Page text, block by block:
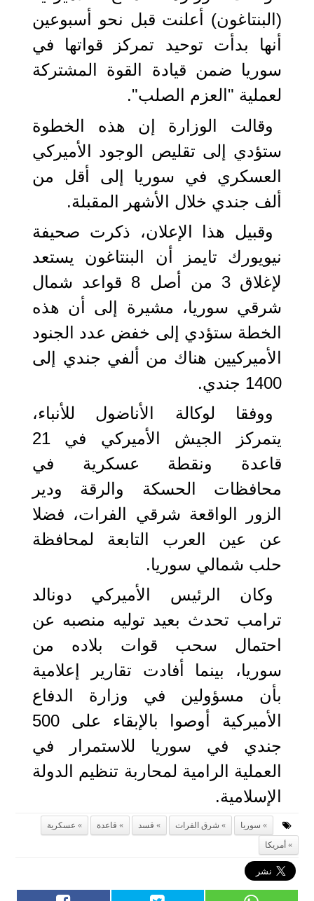
(البنتاغون) أعلنت قبل نحو أسبوعين
أنها بدأت توحيد تمركز قواتها في
سوريا ضمن قيادة القوة المشتركة
لعملية "العزم الصلب".
وقالت الوزارة إن هذه الخطوة
ستؤدي إلى تقليص الوجود الأميركي
العسكري في سوريا إلى أقل من
ألف جندي خلال الأشهر المقبلة.
وقبيل هذا الإعلان، ذكرت صحيفة
نيويورك تايمز أن البنتاغون يستعد
لإغلاق 3 من أصل 8 قواعد شمال
شرقي سوريا، مشيرة إلى أن هذه
الخطة ستؤدي إلى خفض عدد الجنود
الأميركيين هناك من ألفي جندي إلى
1400 جندي.
ووفقا لوكالة الأناضول للأنباء،
يتمركز الجيش الأميركي في 21
قاعدة ونقطة عسكرية في
محافظات الحسكة والرقة ودير
الزور الواقعة شرقي الفرات، فضلا
عن عين العرب التابعة لمحافظة
حلب شمالي سوريا.
وكان الرئيس الأميركي دونالد
ترامب تحدث بعيد توليه منصبه عن
احتمال سحب قوات بلاده من
سوريا، بينما أفادت تقارير إعلامية
بأن مسؤولين في وزارة الدفاع
الأميركية أوصوا بالإبقاء على 500
جندي في سوريا للاستمرار في
العملية الرامية لمحاربة تنظيم الدولة
الإسلامية.
سوريا شرق الفرات قسد قاعدة
عسكرية
أمريكا